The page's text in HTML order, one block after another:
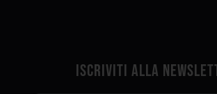
Iscriviti alla